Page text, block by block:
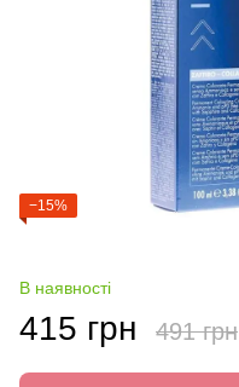
−15%
В наявності
415 грн 491 грн